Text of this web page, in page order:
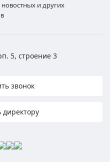
и других
5, строение 3
звонок
директору